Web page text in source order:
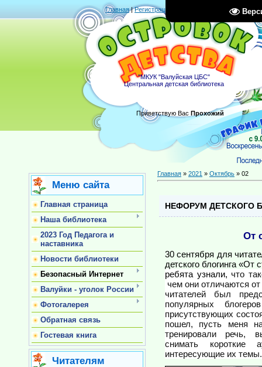
Главная|Регистрация
"МКУК "Валуйская ЦБС"
Центральная детская библиотека
Приветствую Вас Прохожий
Меню сайта
Главная страница
Наша библиотека
2023 Год Педагога и
наставника
Новости библиотеки
Безопасный Интернет
Валуйки - уголок России
Фотогалерея
Обратная связь
Гостевая книга
Читателям
Главная » 2021 » Октябрь » 02
НЕФОРУМ ДЕТСКОГО
От
30 сентября для
детского блогинга «От
ребята узнали,что
чем они отличаются
читателей был
популярных
присутствующих
пошел, пусть меня
тренировали речь,
снимать короткие
интересующие их темы.